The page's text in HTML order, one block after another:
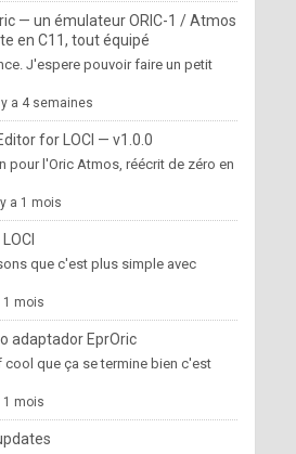
— un émulateur ORIC-1 / Atmos
en C11, tout équipé
J'espere pouvoir faire un petit
y a 4 semaines
for LOCI — v1.0.0
pour l'Oric Atmos, réécrit de zéro en
y a 1 mois
que c'est plus simple avec
1 mois
adaptador EprOric
cool que ça se termine bien c'est
1 mois